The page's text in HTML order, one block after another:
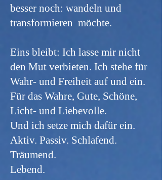
besser noch: wandeln und
transformieren möchte.
Eins bleibt: Ich lasse mir nicht
den Mut verbieten. Ich stehe für
Wahr- und Freiheit auf und ein.
Für das Wahre, Gute, Schöne,
Licht- und Liebevolle.
Und ich setze mich dafür ein.
Aktiv. Passiv. Schlafend.
Träumend.
Lebend.